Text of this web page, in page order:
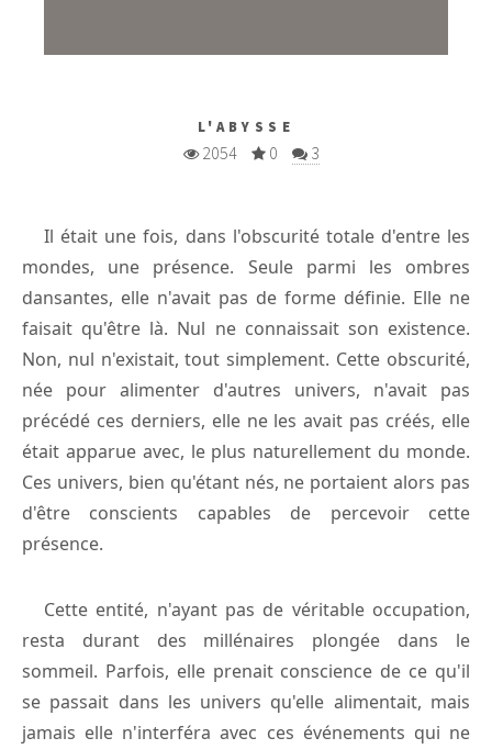
L'ABYSSE
2054 0 3
Il était une fois, dans l'obscurité totale d'entre les
mondes, une présence. Seule parmi les ombres
dansantes, elle n'avait pas de forme définie. Elle ne
faisait qu'être là. Nul ne connaissait son existence.
Non, nul n'existait, tout simplement. Cette obscurité,
née pour alimenter d'autres univers, n'avait pas
précédé ces derniers, elle ne les avait pas créés, elle
était apparue avec, le plus naturellement du monde.
Ces univers, bien qu'étant nés, ne portaient alors pas
d'être conscients capables de percevoir cette
présence.
Cette entité, n'ayant pas de véritable occupation,
resta durant des millénaires plongée dans le
sommeil. Parfois, elle prenait conscience de ce qu'il
se passait dans les univers qu'elle alimentait, mais
jamais elle n'interféra avec ces événements qui ne